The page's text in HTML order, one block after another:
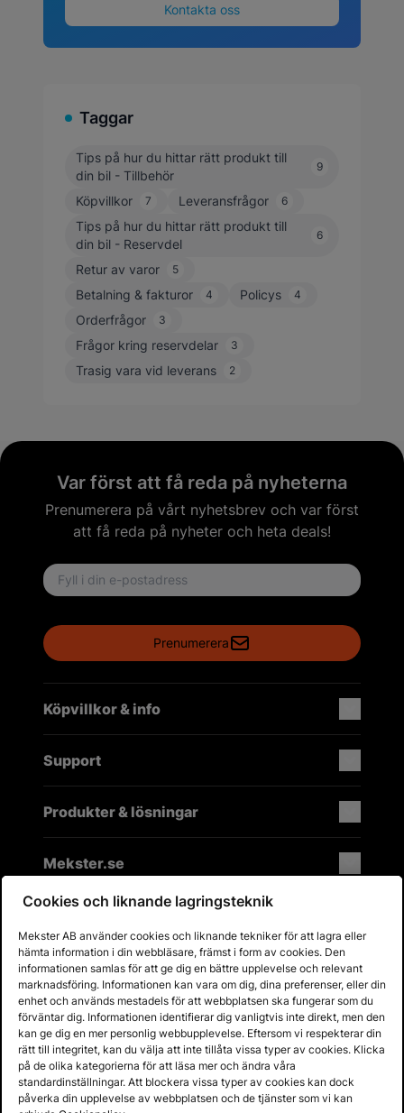
Kontakta oss
Taggar
Tips på hur du hittar rätt produkt till
din bil - Tillbehör
9
Köpvillkor 7 Leveransfrågor 6
Tips på hur du hittar rätt produkt till
din bil - Reservdel
6
Retur av varor 5
Betalning & fakturor 4 Policys 4
Orderfrågor 3
Frågor kring reservdelar 3
Trasig vara vid leverans 2
Var först att få reda på nyheterna
Prenumerera på vårt nyhetsbrev och var först
att få reda på nyheter och heta deals!
Email address
Prenumerera
Köpvillkor & info
Support
Produkter & lösningar
Mekster.se
Prisgaranti på reservdelar
Lager i Sverige
60 dagars öppet köp
Fria returer
Cookies och liknande lagringsteknik
Mekster AB använder cookies och liknande tekniker för att lagra eller
hämta information i din webbläsare, främst i form av cookies. Den
informationen samlas för att ge dig en bättre upplevelse och relevant
marknadsföring. Informationen kan vara om dig, dina preferenser, eller din
enhet och används mestadels för att webbplatsen ska fungerar som du
förväntar dig. Informationen identifierar dig vanligtvis inte direkt, men den
kan ge dig en mer personlig webbupplevelse. Eftersom vi respekterar din
rätt till integritet, kan du välja att inte tillåta vissa typer av cookies. Klicka
på de olika kategorierna för att läsa mer och ändra våra
standardinställningar. Att blockera vissa typer av cookies kan dock
påverka din upplevelse av webbplatsen och de tjänster som vi kan